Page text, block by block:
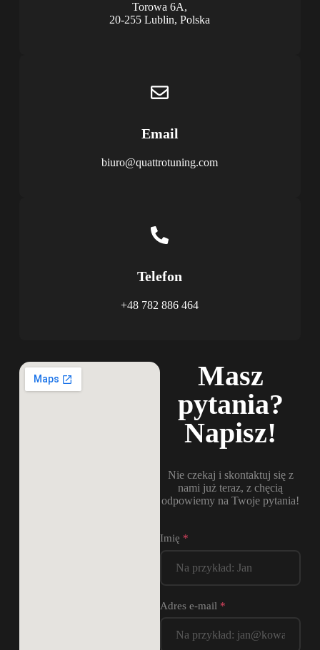
Torowa 6A,
20-255 Lublin, Polska
Email
biuro@quattrotuning.com
Telefon
+48 782 886 464
Masz
pytania?
Napisz!
Nie czekaj i skontaktuj się z
nami już teraz, z chęcią
odpowiemy na Twoje pytania!
Imię *
Adres e-mail *